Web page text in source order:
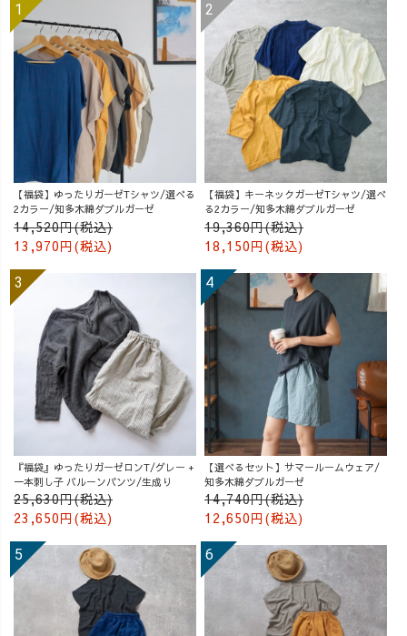
【福袋】ゆったりガーゼTシャツ/選べる
2カラー/知多木綿ダブルガーゼ
14,520円(税込)
13,970円(税込)
【福袋】キーネックガーゼTシャツ/選べ
る2カラー/知多木綿ダブルガーゼ
19,360円(税込)
18,150円(税込)
『福袋』ゆったりガーゼロンT/グレー +
一本刺し子 バルーンパンツ/生成り
25,630円(税込)
23,650円(税込)
【選べるセット】サマールームウェア/
知多木綿ダブルガーゼ
14,740円(税込)
12,650円(税込)